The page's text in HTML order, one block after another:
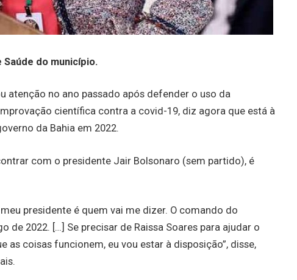
do município.
atenção no ano passado após defender o uso da
científica contra a covid-19, diz agora que está à
da Bahia em 2022.
com o presidente Jair Bolsonaro (sem partido), é
presidente é quem vai me dizer. O comando do
de 2022. […] Se precisar de Raissa Soares para ajudar o
as coisas funcionem, eu vou estar à disposição”, disse,